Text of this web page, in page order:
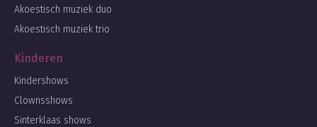
Akoestisch muziek duo
Akoestisch muziek trio
Kinderen
Kindershows
Clownsshows
Sinterklaas shows